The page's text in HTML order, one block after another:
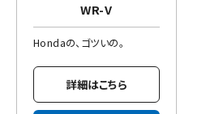
WR-V
Hondaの、ゴツいの。
詳細はこちら